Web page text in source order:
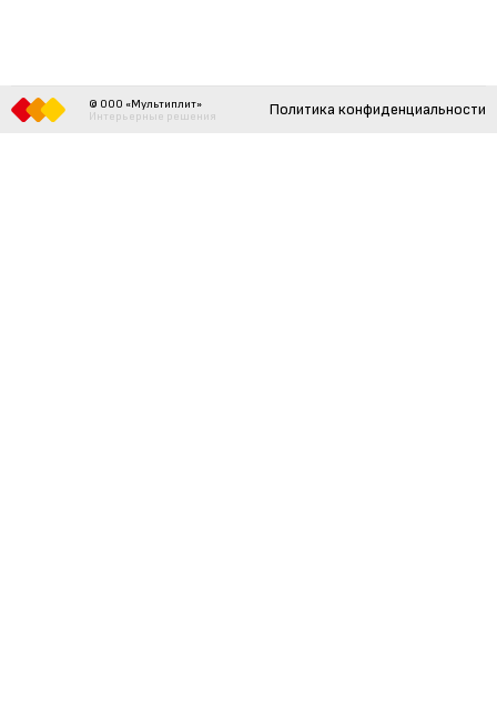
© ООО «Мультиплит»
Интерьерные решения
Политика конфиденциальности